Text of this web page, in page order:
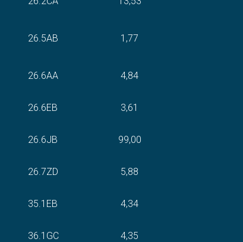
26.5AB 1,77
26.6AA 4,84
26.6EB 3,61
26.6JB 99,00
26.7ZD 5,88
35.1EB 4,34
36.1GC 4,35